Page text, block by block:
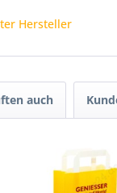
Hersteller
auch